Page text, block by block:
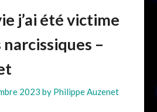
j’ai été victime
–
2023 by Philippe Auzenet